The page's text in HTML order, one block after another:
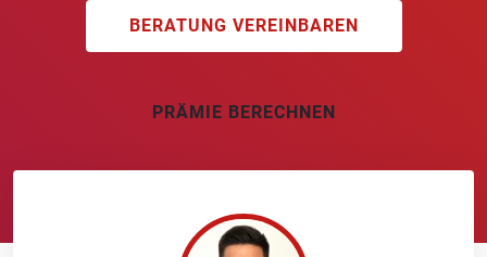
BERATUNG VEREINBAREN
PRÄMIE BERECHNEN